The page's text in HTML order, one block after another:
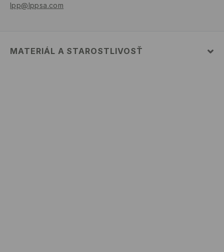
lpp@lppsa.com
MATERIÁL A STAROSTLIVOSŤ